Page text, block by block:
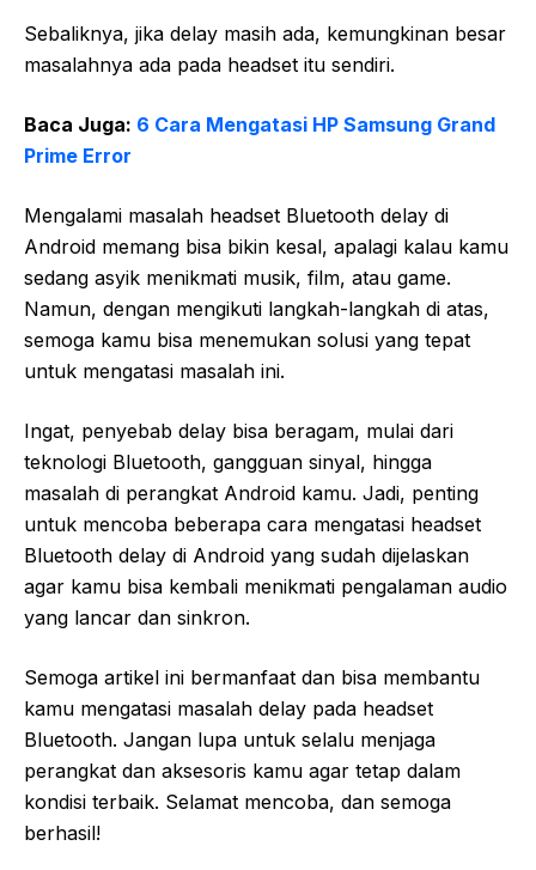
Sebaliknya, jika delay masih ada, kemungkinan besar
masalahnya ada pada headset itu sendiri.
Baca Juga: 6 Cara Mengatasi HP Samsung Grand
Prime Error
Mengalami masalah headset Bluetooth delay di
Android memang bisa bikin kesal, apalagi kalau kamu
sedang asyik menikmati musik, film, atau game.
Namun, dengan mengikuti langkah-langkah di atas,
semoga kamu bisa menemukan solusi yang tepat
untuk mengatasi masalah ini.
Ingat, penyebab delay bisa beragam, mulai dari
teknologi Bluetooth, gangguan sinyal, hingga
masalah di perangkat Android kamu. Jadi, penting
untuk mencoba beberapa cara mengatasi headset
Bluetooth delay di Android yang sudah dijelaskan
agar kamu bisa kembali menikmati pengalaman audio
yang lancar dan sinkron.
Semoga artikel ini bermanfaat dan bisa membantu
kamu mengatasi masalah delay pada headset
Bluetooth. Jangan lupa untuk selalu menjaga
perangkat dan aksesoris kamu agar tetap dalam
kondisi terbaik. Selamat mencoba, dan semoga
berhasil!